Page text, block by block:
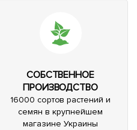
СОБСТВЕННОЕ
ПРОИЗВОДСТВО
16000 сортов растений и
семян в крупнейшем
магазине Украины